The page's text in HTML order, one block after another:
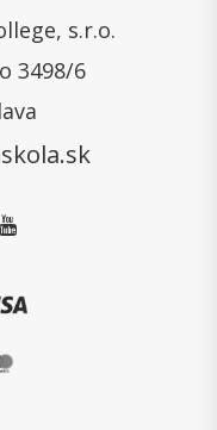
s.r.o.
3498/6